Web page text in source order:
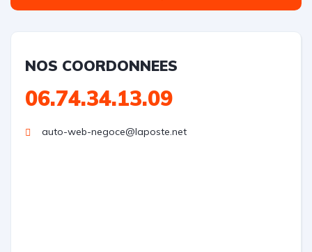
NOS COORDONNEES
06.74.34.13.09
auto-web-negoce@laposte.net